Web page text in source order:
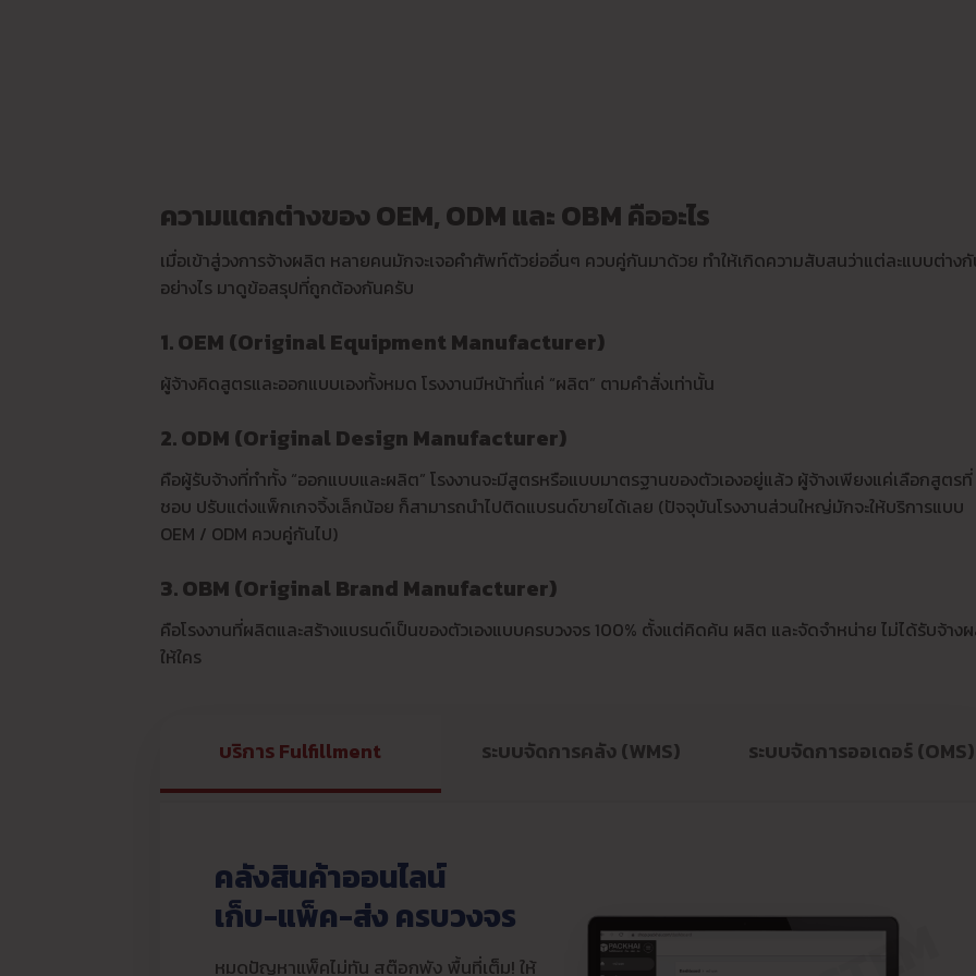
ความแตกต่างของ OEM, ODM และ OBM คืออะไร
เมื่อเข้าสู่วงการจ้างผลิต หลายคนมักจะเจอคำศัพท์ตัวย่ออื่นๆ ควบคู่กันมาด้วย ทำให้เกิดความสับสนว่าแต่ละแบบต่าง
อย่างไร มาดูข้อสรุปที่ถูกต้องกันครับ
1. OEM (Original Equipment Manufacturer)
ผู้จ้างคิดสูตรและออกแบบเองทั้งหมด โรงงานมีหน้าที่แค่ “ผลิต” ตามคำสั่งเท่านั้น
2. ODM (Original Design Manufacturer)
คือผู้รับจ้างที่ทำทั้ง “ออกแบบและผลิต” โรงงานจะมีสูตรหรือแบบมาตรฐานของตัวเองอยู่แล้ว ผู้จ้างเพียงแค่เลือกสูตรที่
ชอบ ปรับแต่งแพ็กเกจจิ้งเล็กน้อย ก็สามารถนำไปติดแบรนด์ขายได้เลย (ปัจจุบันโรงงานส่วนใหญ่มักจะให้บริการแบบ
OEM / ODM ควบคู่กันไป)
3. OBM (Original Brand Manufacturer)
คือโรงงานที่ผลิตและสร้างแบรนด์เป็นของตัวเองแบบครบวงจร 100% ตั้งแต่คิดค้น ผลิต และจัดจำหน่าย ไม่ได้รับจ้าง
ให้ใคร
บริการ Fulfillment ระบบจัดการคลัง (WMS) ระบบจัดการออเดอร์ (OMS)
คลังสินค้าออนไลน์
เก็บ-แพ็ค-ส่ง ครบวงจร
หมดปัญหาแพ็คไม่ทัน สต๊อกพัง พื้นที่เต็ม! ให้